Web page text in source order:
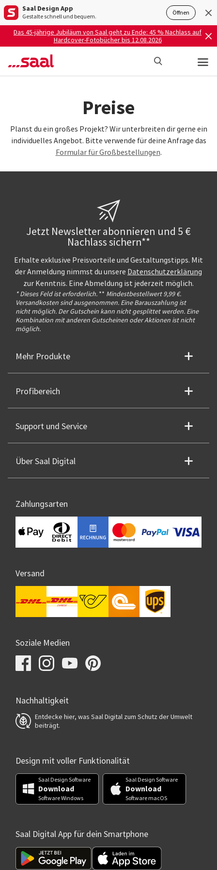
Saal Design App
Gestalte schnell und bequem. Öffnen
Das 45-jährige Jubiläum von Saal geht zu Ende: 45 % Nachlass auf
Hardcover-Fotobücher bis 12.08.2026
Preise
Planst du ein großes Projekt? Wir unterbreiten dir gerne ein
individuelles Angebot. Bitte verwende für deine Anfrage das
Formular für Großbestellungen.
Jetzt Newsletter abonnieren und 5 €
Nachlass sichern**
Erhalte exklusive Preisvorteile und Gestaltungstipps. Mit
der Anmeldung nimmst du unsere Datenschutzerklärung
zur Kenntnis. Eine Abmeldung ist jederzeit möglich.
* Dieses Feld ist erforderlich. ** Mindestbestellwert 9,99 €.
Versandkosten sind ausgenommen. Eine Barauszahlung ist
nicht möglich. Der Gutschein kann nicht gesplittet werden. Eine
Kombination mit anderen Gutscheinen oder Aktionen ist nicht
möglich.
Mehr Produkte
Profibereich
Support und Service
Über Saal Digital
Zahlungsarten
Versand
Soziale Medien
Nachhaltigkeit
Entdecke hier, was Saal Digital zum Schutz der Umwelt
beiträgt.
Design mit voller Funktionalität
Saal Design Software
Download
Software Windows
Saal Design Software
Download
Software macOS
Saal Digital App für dein Smartphone